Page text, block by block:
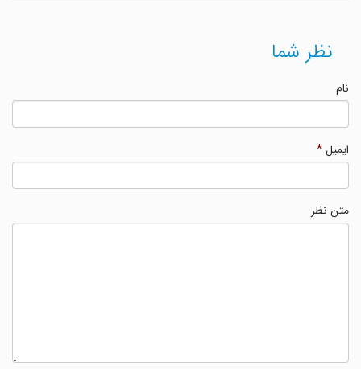
نظر شما
ایمیل*
متن نظر